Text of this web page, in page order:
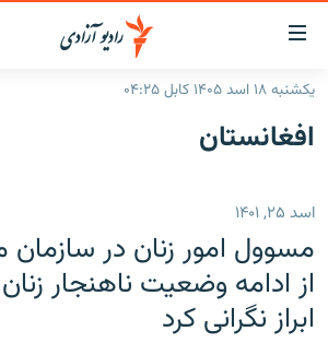
لینک‌های
قابل
دسترسی
بازگشت
بازگشت
منوی
اصلی
مراجعه
صفحه نخست
گزارش‌ها
شرق میانه
جهان
افغانستان
جهان
جدول نشرات
مصاحبه‌ها
برنامه‌ها
یکشنبه ۱۸ اسد ۱۴۰۵ کابل ۰۴:۲۵
افغانستان
اسد ۲۵, ۱۴۰۱
مسوول امور زنان در
از ادامه وضعیت ناهنجار
ابراز نگرانی کرد